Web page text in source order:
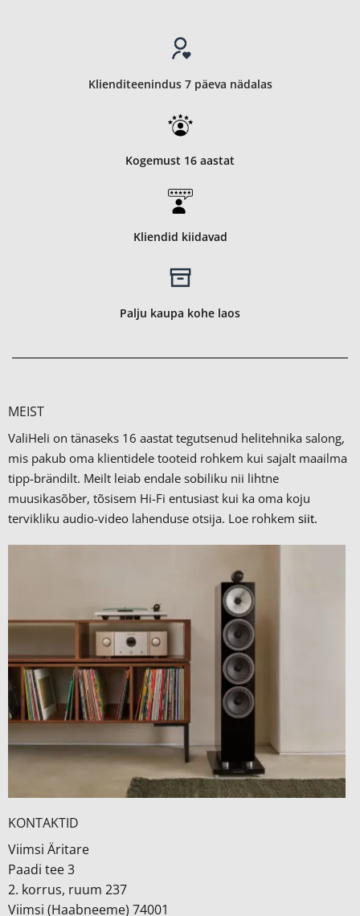
Klienditeenindus 7 päeva nädalas
Kogemust 16 aastat
Kliendid kiidavad
Palju kaupa kohe laos
MEIST
ValiHeli on tänaseks 16 aastat tegutsenud helitehnika salong,
mis pakub oma klientidele tooteid rohkem kui sajalt maailma
tipp-brändilt. Meilt leiab endale sobiliku nii lihtne
muusikasõber, tõsisem Hi-Fi entusiast kui ka oma koju
tervikliku audio-video lahenduse otsija. Loe rohkem siit.
KONTAKTID
Viimsi Äritare
Paadi tee 3
2. korrus, ruum 237
Viimsi (Haabneeme) 74001